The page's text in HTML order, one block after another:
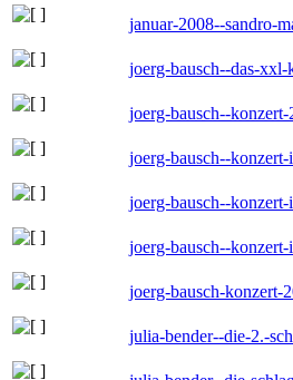
januar-2008--sandro-
joerg-bausch--das-
joerg-bausch--
joerg-bausch--
joerg-bausch--
joerg-bausch--
joerg-bausch-konzert-
julia-bender--die-2.-